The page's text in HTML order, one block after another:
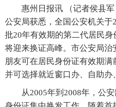
惠州日报讯 （记者侯县军
公安局获悉，全国公安机关于
批20年有效期的第二代居民
将迎来换证高峰。市公安局
朋友可在居民身份证有效期满
并可选择就近窗口办、自助办
从2005年到2008年，公安